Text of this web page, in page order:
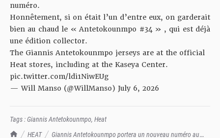
TrashTalk Actu NBA
HEAT
Giannis Antetokounmpo portera un nouveau numéro au
numéro.
Honnêtement, si on était l’un d’entre eux, on garderait
bien au chaud le « Antetokounmpo #34 » , qui est déjà
une édition collector.
The Giannis Antetokounmpo jerseys are at the official
Heat stores, including at the Kaseya Center.
pic.twitter.com/ldi1NiwEUg
— Will Manso (@WillManso) July 6, 2026
Tags :Giannis Antetokounmpo, Heat